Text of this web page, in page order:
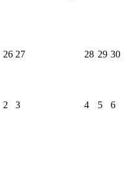
26 27 28 29 30
2 3 4 5
6